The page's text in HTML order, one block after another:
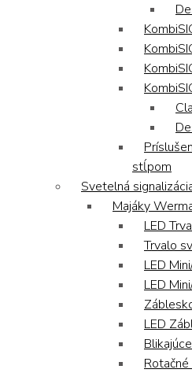
stĺpom
Svetelná
Majáky
LED
Trvalo
LED
LED
LED